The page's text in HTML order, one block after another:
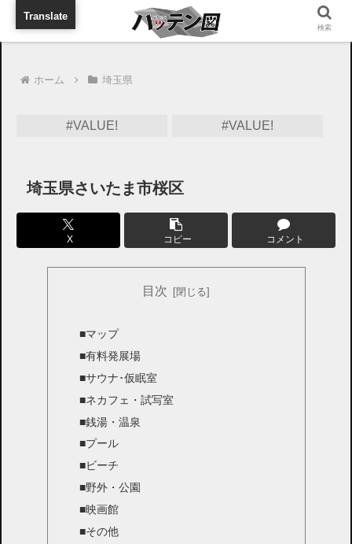
旅行に出張に待ち合わせに
ホーム 埼玉県
#VALUE! #VALUE!
埼玉県さいたま市桜区
X コピー コメント
目次
■マップ
■有料発展場
■サウナ･仮眠室
■ネカフェ・試写室
■銭湯・温泉
■プール
■ビーチ
■野外・公園
■映画館
■その他
検索
Translate